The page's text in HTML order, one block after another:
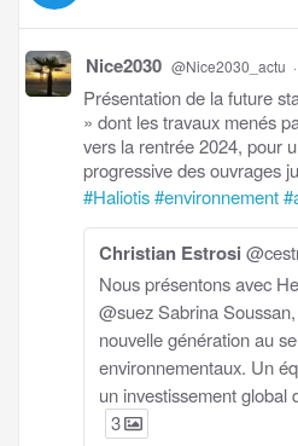
Nice2030 @Nice2030_actu ·
Présentation de la future
» dont les travaux menés
vers la rentrée 2024, pour
progressive des ouvrages
#Haliotis#environnement
Christian Estrosi
Nous présentons avec
@suez Sabrina
nouvelle génération au
environnementaux. Un
un investissement global
3